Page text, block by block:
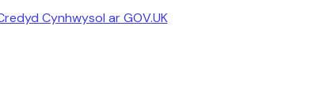
Cynhwysol ar GOV.UK